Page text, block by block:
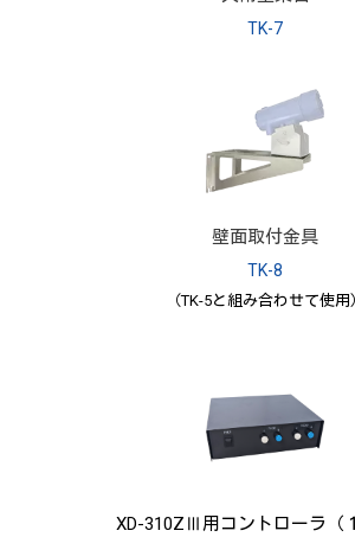
TK-7
壁面取付金具
TK-8
（TK-5と組み合わせて使用）
XD-310ZⅢ用コントローラ（